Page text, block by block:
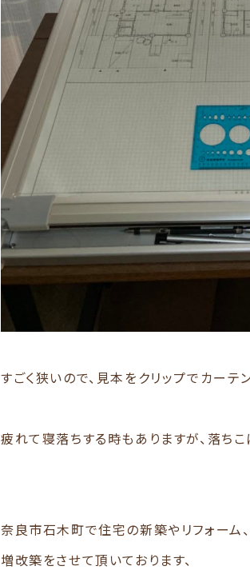
すごく狭いので、見本をクリップでカー
疲れて寝落ちする時もありますが、落ち
奈良市石木町で住宅の新築やリフォーム、
増改築をさせて頂いております、